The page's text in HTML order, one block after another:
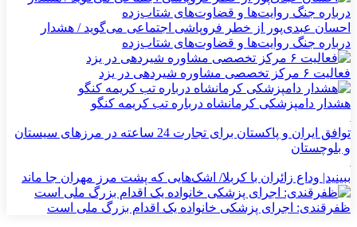
احسان عبدی‌پور از خطر فروپاشی اجتماعی می‌گوید / هشدار
درباره جنگ روایت‌ها و قضاوت‌های شتاب‌زده
فعالیت ۶ مرکز تخصصی مشاوره شیردهی در یزد
هشدار دامپزشکی کرمانشاه درباره تب کریمه کنگو
توافق ایران و پاکستان برای تجارت 24 ساعته در مرزهای سیستان
و بلوچستان
ببینید| وداع زائران با کربلا/ اشک‌هایی که پشت مرز مهران جا ماند
ظفرقندی: اجرای پزشکی خانواده یک اقدام بزرگ ملی است